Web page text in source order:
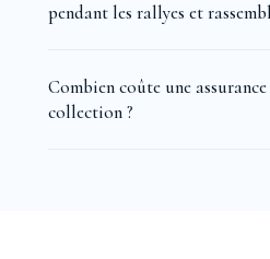
pendant les rallyes et
Combien coûte une
collection ?